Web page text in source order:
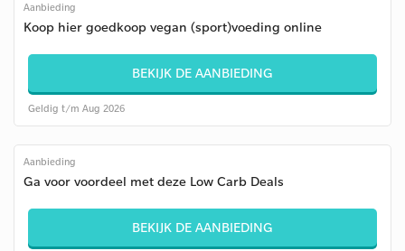
Aanbieding
Koop hier goedkoop vegan (sport)voeding online
BEKIJK DE AANBIEDING
Geldig t/m Aug 2026
Aanbieding
Ga voor voordeel met deze Low Carb Deals
BEKIJK DE AANBIEDING